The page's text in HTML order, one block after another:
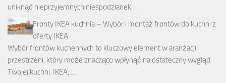
uniknąć nieprzyjemnych niespodzianek, …
Fronty IKEA kuchnia – Wybór i montaż frontów do kuchni z
oferty IKEA
Wybór frontów kuchennych to kluczowy element w aranżacji
przestrzeni, który może znacząco wpłynąć na ostateczny wygląd
Twojej kuchni. IKEA, …